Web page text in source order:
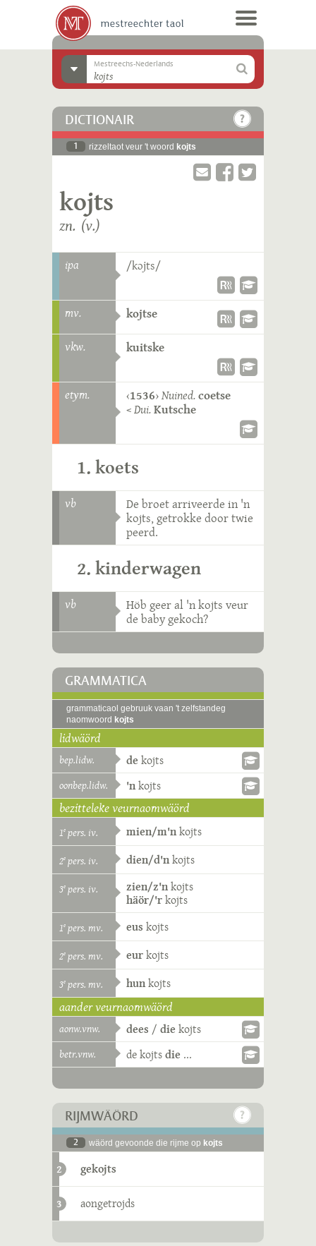
Mestreechs-Nederlands
DICTIONAIR
1 rizzeltaot veur 't woord kojts
kojts
zn. (v.)
ipa /kɔjts/
mv.
kojtse
vkw.
kuitske
etym. ‹1536›Nuined.coetse
<Dui.Kutsche
1. koets
vb
De broet arriveerde in 'n
kojts, getrokke door twie
peerd.
2. kinderwagen
vb
Höb geer al 'n kojts veur
de baby gekoch?
GRAMMATICA
grammaticaol gebruuk vaan 't zelfstandeg
naomwoord kojts
lidwäörd
bep.lidw. de kojts
oonbep.lidw. 'nkojts
bezitteleke veurnaomwäörd
1e pers. iv. mien/m'nkojts
2e pers. iv. dien/d'nkojts
3e pers. iv. zien/z'nkojts
häör/'rkojts
1e pers. mv. eus kojts
2e pers. mv. eurkojts
3e pers. mv. hunkojts
aander veurnaomwäörd
aonw.vnw. dees / die kojts
betr.vnw. dekojtsdie ...
RIJMWÄÖRD
2 wäörd gevoonde die rijme op kojts
2 gekojts
3 aongetrojds